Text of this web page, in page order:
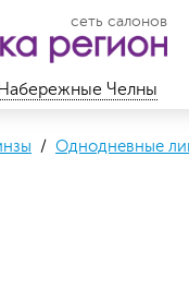
сеть салонов
Набережные Челны
/ Однодневные